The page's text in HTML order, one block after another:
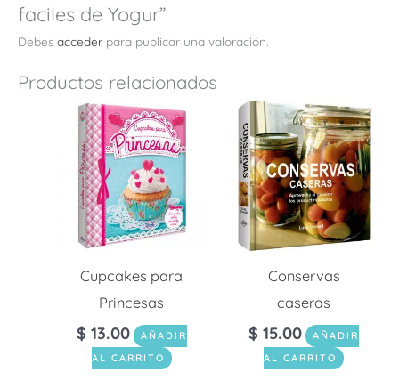
faciles de Yogur”
Debes acceder para publicar una valoración.
Productos relacionados
Cupcakes para
Princesas
$ 13.00
AÑADIR
AL CARRITO
Conservas
caseras
$ 15.00
AÑADIR
AL CARRITO